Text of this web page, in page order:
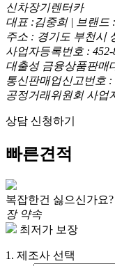
신차장기렌터카
대표 :김중희 | 브랜드
주소 : 경기도 부천시
사업자등록번호 : 452-
대출성 금융상품판매
통신판매업신고번호 :
공정거래위원회 사업
상담 신청하기
빠른견적
복잡한건 싫으신가요?
장 약속
최저가 보장
1. 제조사 선택